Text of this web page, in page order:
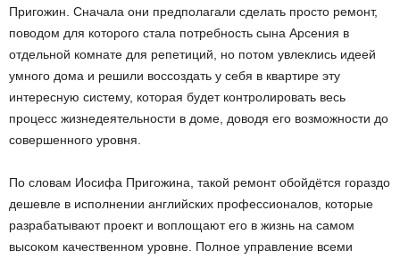
Пригожин. Сначала они предполагали сделать просто ремонт,
поводом для которого стала потребность сына Арсения в
отдельной комнате для репетиций, но потом увлеклись идеей
умного дома и решили воссоздать у себя в квартире эту
интересную систему, которая будет контролировать весь
процесс жизнедеятельности в доме, доводя его возможности до
совершенного уровня.
По словам Иосифа Пригожина, такой ремонт обойдётся гораздо
дешевле в исполнении английских профессионалов, которые
разрабатывают проект и воплощают его в жизнь на самом
высоком качественном уровне. Полное управление всеми